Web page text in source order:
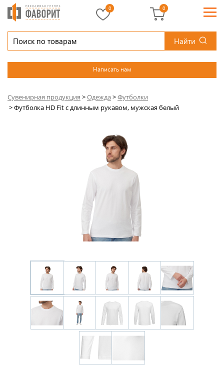
Найти
Написать нам
0 0
Сувенирная продукция >Одежда>Футболки
>Футболка HD Fit с длинным рукавом, мужская белый